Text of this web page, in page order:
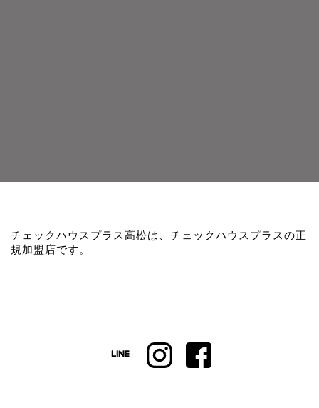
チェックハウスプラス高松は、チェックハウスプラスの正
規加盟店です。